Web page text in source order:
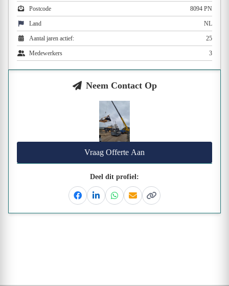
Postcode 8094 PN
Land NL
Aantal jaren actief: 25
Medewerkers 3
Neem Contact Op
Vraag Offerte Aan
Deel dit profiel:
FacebookLinkedinWhatsapp
EmailKopieer link